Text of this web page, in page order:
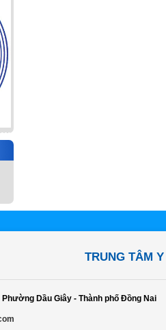
TRUNG TÂM
Phường Dầu Giây - Thành phố Đồng Nai